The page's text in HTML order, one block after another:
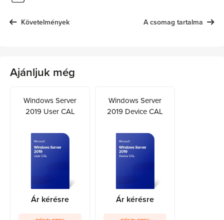
Követelmények A csomag tartalma
Ajánljuk még
Windows Server
2019 User CAL
Ár kérésre
Windows Server
2019 Device CAL
Ár kérésre